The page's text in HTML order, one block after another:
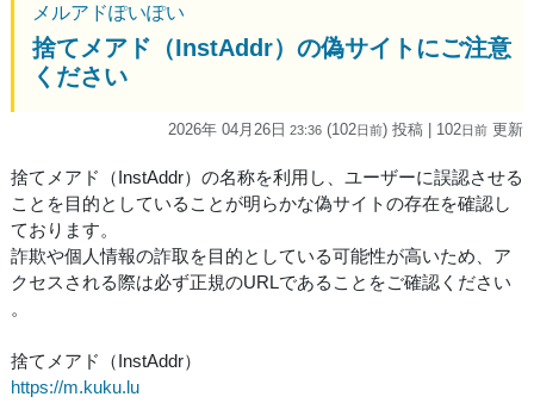
メルアドぽいぽい
捨てメアド（InstAddr）の偽サイトにご注意
ください
2026年 04月26日 23:36 (102日前) 投稿 | 102日前 更新
捨てメアド（InstAddr）の名称を利用し、ユーザーに誤認させる
ことを目的としていることが明らかな偽サイトの存在を確認し
ております。
詐欺や個人情報の詐取を目的としている可能性が高いため、ア
クセスされる際は必ず正規のURLであることをご確認ください
。
捨てメアド（InstAddr）
https://m.kuku.lu